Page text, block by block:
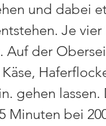
und dabei
Je vier
Auf der
gehen lassen.
Minuten bei